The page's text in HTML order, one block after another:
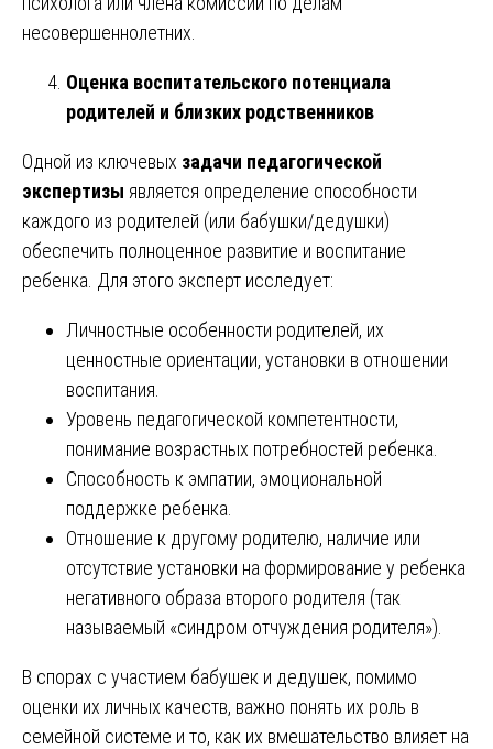
несовершеннолетних.
Оценка воспитательского потенциала
родителей и близких родственников
Одной из ключевых задачи педагогической
экспертизы является определение способности
каждого из родителей (или бабушки/дедушки)
обеспечить полноценное развитие и воспитание
ребенка. Для этого эксперт исследует:
Личностные особенности родителей, их
ценностные ориентации, установки в отношении
воспитания.
Уровень педагогической компетентности,
понимание возрастных потребностей ребенка.
Способность к эмпатии, эмоциональной
поддержке ребенка.
Отношение к другому родителю, наличие или
отсутствие установки на формирование у ребенка
негативного образа второго родителя (так
называемый «синдром отчуждения родителя»).
В спорах с участием бабушек и дедушек, помимо
оценки их личных качеств, важно понять их роль в
семейной системе и то, как их вмешательство влияет на